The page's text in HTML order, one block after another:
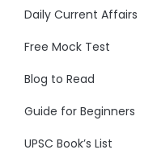
Daily Current Affairs
Free Mock Test
Blog to Read
Guide for Beginners
UPSC Book’s List